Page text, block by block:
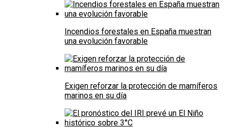
Incendios forestales en España muestran
una evolución favorable
Exigen reforzar la protección de mamíferos
marinos en su día